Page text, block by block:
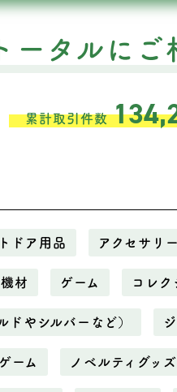
タルにご
累計取引件数
ドア用品 アクセサリー
材 ゲーム コレク
ドやシルバーなど）
ーム ノベルティグッズ